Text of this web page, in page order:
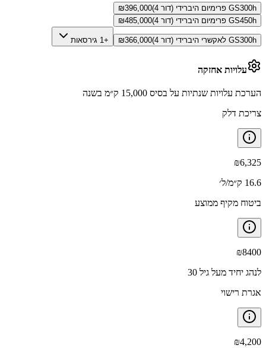
GS300h פרימיום היברידי (דור 4) ₪396,000
GS450h פרימיום היברידי (דור 4)
₪485,000
GS300h לאקשרי היברידי (דור 4) ₪366,000 +1 גירסאות
עלויות אחזקה
הערכת עלויות שנתיות על בסיס 15,000 ק״מ בשנה
צריכת דלק
₪6,325
16.6 ק״מ/ל׳
ביטוח מקיף ממוצע
₪8400
לנהג יחיד מעל גיל 30
אגרת רישוי
₪4,200